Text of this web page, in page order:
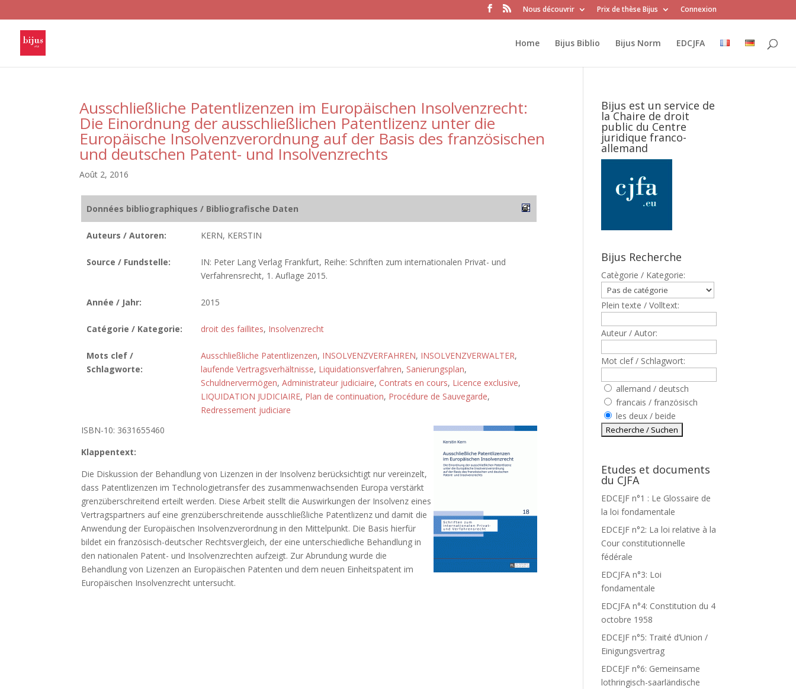
Nous découvrir Prix de thèse Bijus Connexion
Home Bijus Biblio Bijus Norm EDCJFA
Ausschließliche Patentlizenzen im Europäischen Insolvenzrecht:
Die Einordnung der ausschließlichen Patentlizenz unter die
Europäische Insolvenzverordnung auf der Basis des französischen
und deutschen Patent- und Insolvenzrechts
Août 2, 2016
Données bibliographiques / Bibliografische Daten
Auteurs / Autoren: KERN, KERSTIN
Source / Fundstelle:
IN: Peter Lang Verlag Frankfurt, Reihe: Schriften zum internationalen Privat- und
Verfahrensrecht, 1. Auflage 2015.
Année / Jahr: 2015
Catégorie / Kategorie: droit des faillites, Insolvenzrecht
Mots clef /
Schlagworte:
Ausschließliche Patentlizenzen, INSOLVENZVERFAHREN, INSOLVENZVERWALTER,
laufende Vertragsverhältnisse, Liquidationsverfahren, Sanierungsplan,
Schuldnervermögen, Administrateur judiciaire, Contrats en cours, Licence exclusive,
LIQUIDATION JUDICIAIRE, Plan de continuation, Procédure de Sauvegarde,
Redressement judiciare
ISBN-10: 3631655460
Klappentext:
Die Diskussion der Behandlung von Lizenzen in der Insolvenz berücksichtigt nur vereinzelt,
dass Patentlizenzen im Technologietransfer des zusammenwachsenden Europa verstärkt
grenzüberschreitend erteilt werden. Diese Arbeit stellt die Auswirkungen der Insolvenz eines
Vertragspartners auf eine grenzüberschreitende ausschließliche Patentlizenz und damit die
Anwendung der Europäischen Insolvenzverordnung in den Mittelpunkt. Die Basis hierfür
bildet ein französisch-deutscher Rechtsvergleich, der eine unterschiedliche Behandlung in
den nationalen Patent- und Insolvenzrechten aufzeigt. Zur Abrundung wurde die
Behandlung von Lizenzen an Europäischen Patenten und dem neuen Einheitspatent im
Europäischen Insolvenzrecht untersucht.
Bijus est un service de
la Chaire de droit
public du Centre
juridique franco-
allemand
Bijus Recherche
Catègorie / Kategorie:
Plein texte / Volltext:
Auteur / Autor:
Mot clef / Schlagwort:
allemand / deutsch
francais / französisch
les deux / beide
Etudes et documents
du CJFA
EDCEJF n°1 : Le Glossaire de
la loi fondamentale
EDCEJF n°2: La loi relative à la
Cour constitutionnelle
fédérale
EDCJFA n°3: Loi
fondamentale
EDCJFA n°4: Constitution du 4
octobre 1958
EDCEJF n°5: Traité d’Union /
Einigungsvertrag
EDCEJF n°6: Gemeinsame
lothringisch-saarländische